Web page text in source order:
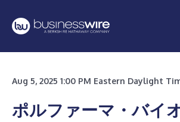
Aug 5, 2025 1:00 PM Eastern Daylight
ポルファーマ・バイ